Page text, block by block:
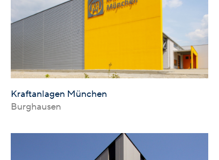
Kraftanlagen München
Burghausen